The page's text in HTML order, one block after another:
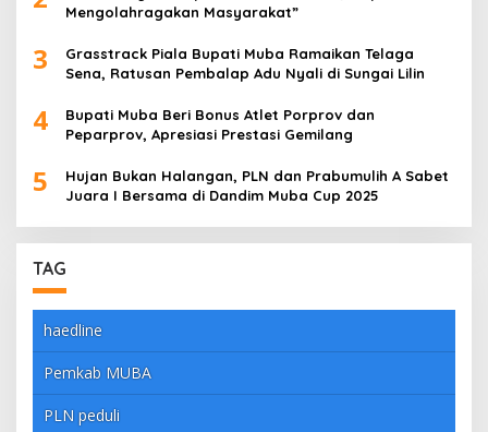
Mengolahragakan Masyarakat”
3
Grasstrack Piala Bupati Muba Ramaikan Telaga
Sena, Ratusan Pembalap Adu Nyali di Sungai Lilin
4
Bupati Muba Beri Bonus Atlet Porprov dan
Peparprov, Apresiasi Prestasi Gemilang
5
Hujan Bukan Halangan, PLN dan Prabumulih A Sabet
Juara I Bersama di Dandim Muba Cup 2025
TAG
haedline
Pemkab MUBA
PLN peduli